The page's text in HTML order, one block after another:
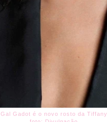
Gal Gadot é o novo rosto da Tiffany